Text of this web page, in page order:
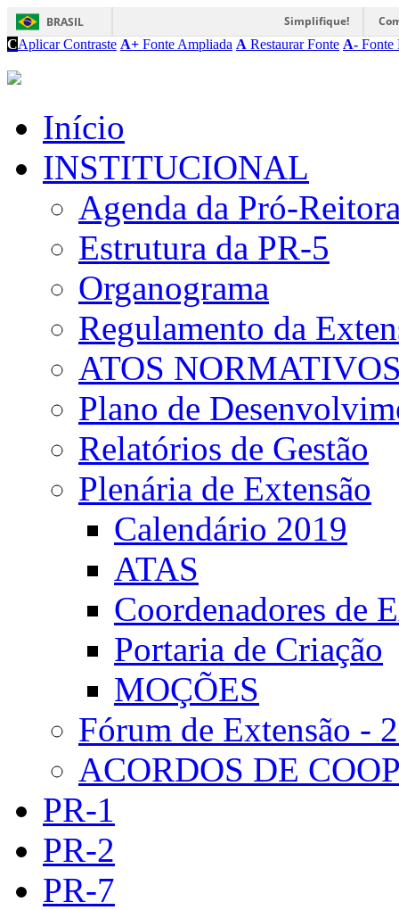
BRASIL Simplifique!
CAplicar Contraste A+ Fonte Ampliada A Restaurar Fonte A- Fonte
Início
INSTITUCIONAL
Agenda da Pró-
Estrutura da PR-5
Organograma
Regulamento da
ATOS
Plano de
Relatórios de Gestão
Plenária de Extensão
Calendário 2019
ATAS
Coordenadores de
Portaria de Criação
MOÇÕES
Fórum de Extensão -
ACORDOS DE
PR-1
PR-2
PR-7